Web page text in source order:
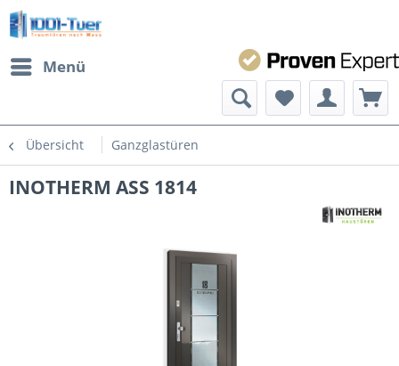
Menü
Übersicht Ganzglastüren
INOTHERM ASS 1814